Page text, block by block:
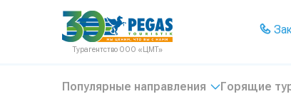
На главную
Турагентство ООО «ЦМТ»
Популярные направления Горящие